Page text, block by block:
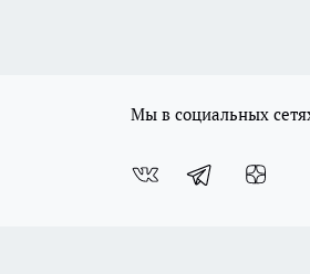
Мы в социальных